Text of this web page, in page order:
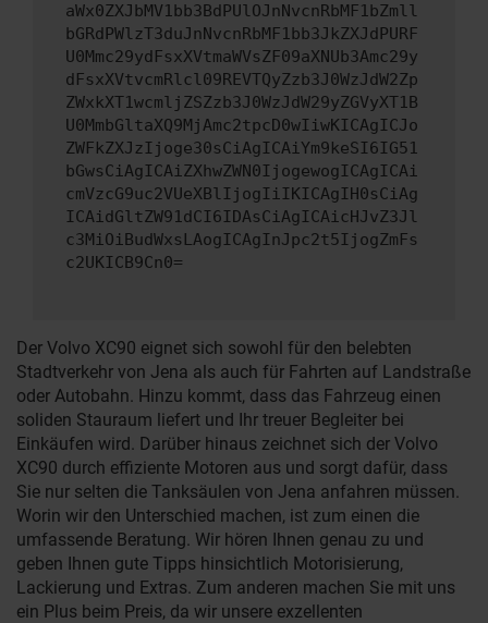
aWx0ZXJbMV1bb3BdPUlOJnNvcnRbMF1bZmll
bGRdPWlzT3duJnNvcnRbMF1bb3JkZXJdPURF
U0Mmc29ydFsxXVtmaWVsZF09aXNUb3Amc29y
dFsxXVtvcmRlcl09REVTQyZzb3J0WzJdW2Zp
ZWxkXT1wcmljZSZzb3J0WzJdW29yZGVyXT1B
U0MmbGltaXQ9MjAmc2tpcD0wIiwKICAgICJo
ZWFkZXJzIjoge30sCiAgICAiYm9keSI6IG51
bGwsCiAgICAiZXhwZWN0IjogewogICAgICAi
cmVzcG9uc2VUeXBlIjogIiIKICAgIH0sCiAg
ICAidGltZW91dCI6IDAsCiAgICAicHJvZ3Jl
c3MiOiBudWxsLAogICAgInJpc2t5IjogZmFs
c2UKICB9Cn0=
Der Volvo XC90 eignet sich sowohl für den belebten
Stadtverkehr von Jena als auch für Fahrten auf Landstraße
oder Autobahn. Hinzu kommt, dass das Fahrzeug einen
soliden Stauraum liefert und Ihr treuer Begleiter bei
Einkäufen wird. Darüber hinaus zeichnet sich der Volvo
XC90 durch effiziente Motoren aus und sorgt dafür, dass
Sie nur selten die Tanksäulen von Jena anfahren müssen.
Worin wir den Unterschied machen, ist zum einen die
umfassende Beratung. Wir hören Ihnen genau zu und
geben Ihnen gute Tipps hinsichtlich Motorisierung,
Lackierung und Extras. Zum anderen machen Sie mit uns
ein Plus beim Preis, da wir unsere exzellenten